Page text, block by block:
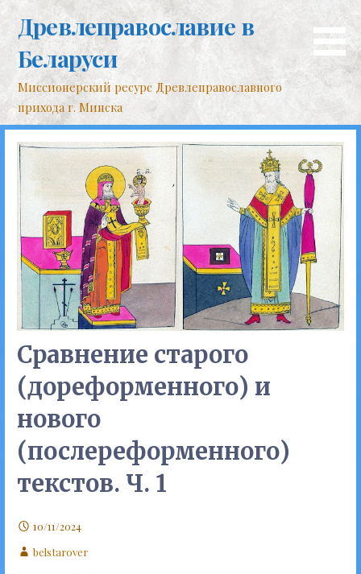
контенту
Древлеправославие в
Беларуси
Миссионерский ресурс Древлеправославного
прихода г. Минска
Сравнение старого
(дореформенного) и
нового
(послереформенного)
текстов. Ч. 1
10/11/2024
belstarover